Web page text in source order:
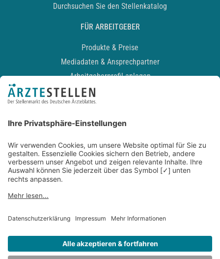
Durchsuchen Sie den Stellenkatalog
FÜR ARBEITGEBER
Produkte & Preise
Mediadaten & Ansprechpartner
Arbeitgeberprofil anlegen
Recruiting-Podcast
Kontakt
Datenschutz
Newsletter